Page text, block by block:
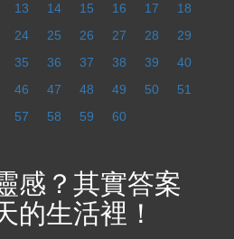
13 14 15 16 17
18
24 25 26 27 28
29
35 36 37 38 39
40
46 47 48 49 50
51
57 58 59 60
感？其實答案
的生活裡！